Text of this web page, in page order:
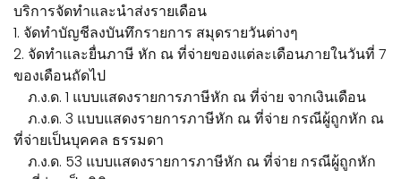
บริการจัดทำและนำส่งรายเดือน
1. จัดทำบัญชีลงบันทึกรายการ สมุดรายวันต่างๆ
2. จัดทำและยื่นภาษี หัก ณ ที่จ่ายของแต่ละเดือนภายในวันที่ 7
ของเดือนถัดไป
ภ.ง.ด. 1 แบบแสดงรายการภาษีหัก ณ ที่จ่าย จากเงินเดือน
ภ.ง.ด. 3 แบบแสดงรายการภาษีหัก ณ ที่จ่าย กรณีผู้ถูกหัก ณ
ที่จ่ายเป็นบุคคล ธรรมดา
ภ.ง.ด. 53 แบบแสดงรายการภาษีหัก ณ ที่จ่าย กรณีผู้ถูกหัก